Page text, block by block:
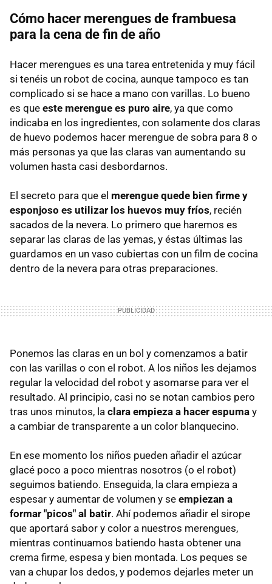
Cómo hacer merengues de frambuesa
para la cena de fin de año
Hacer merengues es una tarea entretenida y muy fácil
si tenéis un robot de cocina, aunque tampoco es tan
complicado si se hace a mano con varillas. Lo bueno
es que este merengue es puro aire, ya que como
indicaba en los ingredientes, con solamente dos claras
de huevo podemos hacer merengue de sobra para 8 o
más personas ya que las claras van aumentando su
volumen hasta casi desbordarnos.
El secreto para que el merengue quede bien firme y
esponjoso es utilizar los huevos muy fríos, recién
sacados de la nevera. Lo primero que haremos es
separar las claras de las yemas, y éstas últimas las
guardamos en un vaso cubiertas con un film de cocina
dentro de la nevera para otras preparaciones.
Ponemos las claras en un bol y comenzamos a batir
con las varillas o con el robot. A los niños les dejamos
regular la velocidad del robot y asomarse para ver el
resultado. Al principio, casi no se notan cambios pero
tras unos minutos, la clara empieza a hacer espuma y
a cambiar de transparente a un color blanquecino.
En ese momento los niños pueden añadir el azúcar
glacé poco a poco mientras nosotros (o el robot)
seguimos batiendo. Enseguida, la clara empieza a
espesar y aumentar de volumen y se empiezan a
formar "picos" al batir. Ahí podemos añadir el sirope
que aportará sabor y color a nuestros merengues,
mientras continuamos batiendo hasta obtener una
crema firme, espesa y bien montada. Los peques se
van a chupar los dedos, y podemos dejarles meter un